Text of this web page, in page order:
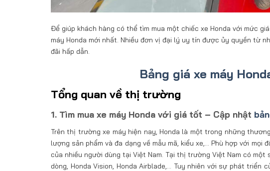
Để giúp khách hàng có thể tìm mua một chiếc xe Honda với mức
máy Honda mới nhất. Nhiều đơn vị đại lý uy tín được ủy quyền từ
đãi hấp dẫn.
Bảng giá xe máy
Tổng quan về thị trường
1. Tìm mua xe máy Honda với giá tốt – Cập nhật
Trên thị trường xe máy hiện nay, Honda là một trong những
lượng sản phẩm và đa dạng về mẫu mã, kiểu xe,… Phù hợp với
của nhiều người dùng tại Việt Nam. Tại thị trường Việt Nam có một
dòng, Honda Vision, Honda Airblade,… Tuy nhiên với sự phát triển